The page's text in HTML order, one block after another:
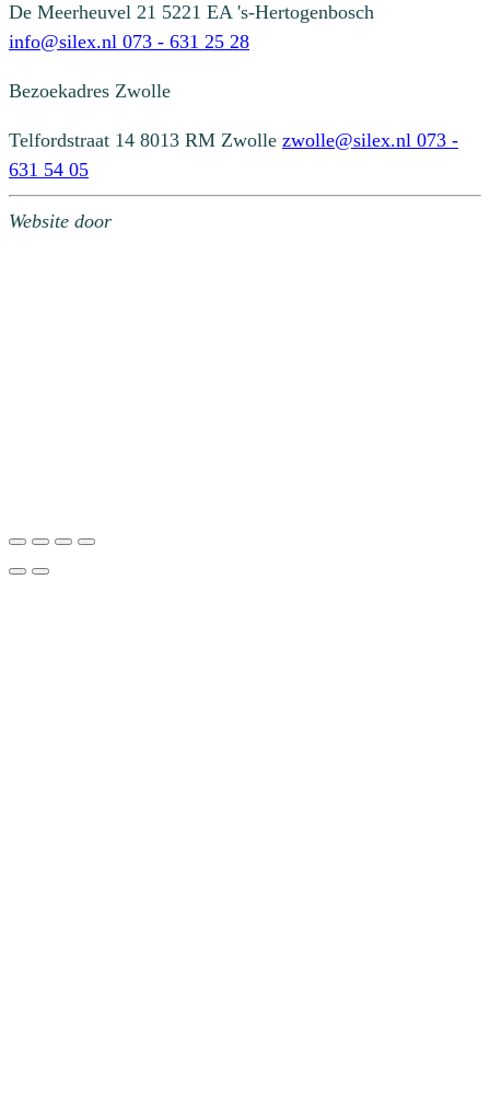
De Meerheuvel 21 5221 EA 's-Hertogenbosch
info@silex.nl 073 - 631 25 28
Bezoekadres Zwolle
Telfordstraat 14 8013 RM Zwolle zwolle@silex.nl 073 -
631 54 05
Website door